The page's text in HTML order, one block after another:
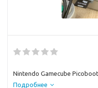
Nintendo Gamecube Picoboot
Подробнее